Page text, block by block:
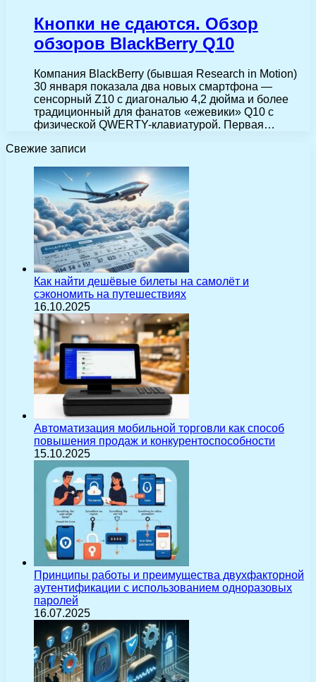
Кнопки не сдаются. Обзор
обзоров BlackBerry Q10
Компания BlackBerry (бывшая Research in Motion)
30 января показала два новых смартфона —
сенсорный Z10 с диагональю 4,2 дюйма и более
традиционный для фанатов «ежевики» Q10 с
физической QWERTY-клавиатурой. Первая…
Свежие записи
Как найти дешёвые билеты на самолёт и
сэкономить на путешествиях
16.10.2025
Автоматизация мобильной торговли как способ
повышения продаж и конкурентоспособности
15.10.2025
Принципы работы и преимущества двухфакторной
аутентификации с использованием одноразовых
паролей
16.07.2025